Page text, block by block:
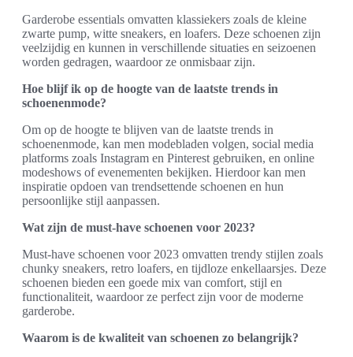
Garderobe essentials omvatten klassiekers zoals de kleine
zwarte pump, witte sneakers, en loafers. Deze schoenen zijn
veelzijdig en kunnen in verschillende situaties en seizoenen
worden gedragen, waardoor ze onmisbaar zijn.
Hoe blijf ik op de hoogte van de laatste trends in
schoenenmode?
Om op de hoogte te blijven van de laatste trends in
schoenenmode, kan men modebladen volgen, social media
platforms zoals Instagram en Pinterest gebruiken, en online
modeshows of evenementen bekijken. Hierdoor kan men
inspiratie opdoen van trendsettende schoenen en hun
persoonlijke stijl aanpassen.
Wat zijn de must-have schoenen voor 2023?
Must-have schoenen voor 2023 omvatten trendy stijlen zoals
chunky sneakers, retro loafers, en tijdloze enkellaarsjes. Deze
schoenen bieden een goede mix van comfort, stijl en
functionaliteit, waardoor ze perfect zijn voor de moderne
garderobe.
Waarom is de kwaliteit van schoenen zo belangrijk?